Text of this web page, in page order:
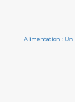
Alimentation : Un